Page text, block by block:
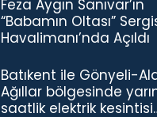
Feza Aygın Sanıvar’ın
“Babamın Oltası”
Havalimanı’nda Açıldı
Batıkent ile Gönyeli-
Ağıllar bölgesinde
saatlik elektrik